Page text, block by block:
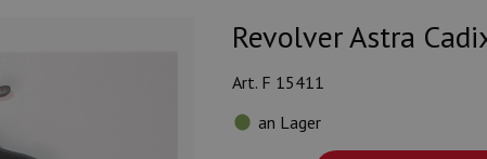
Revolver Astra
Art. F 15411
an Lager